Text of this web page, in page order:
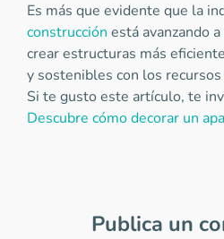
Es más que evidente que la
construcción está avanzando
crear estructuras más
y sostenibles con los
Si te gusto este artículo, te
Descubre cómo decorar un
Publica un